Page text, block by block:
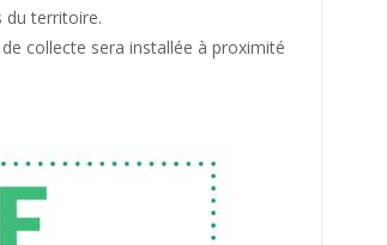
du territoire.
collecte sera installée à proximité